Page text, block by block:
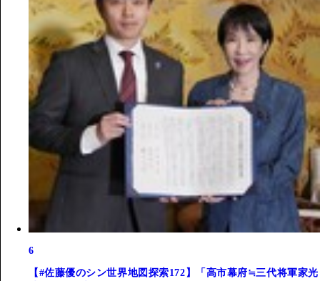
6
【#佐藤優のシン世界地図探索172】「高市幕府≒三代将軍家光